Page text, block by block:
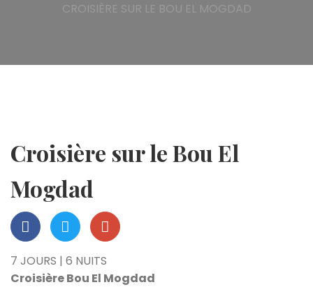
CROISIÈRE SUR LE BOU EL MOGDAD
Croisière sur le Bou El
Mogdad
7 JOURS | 6 NUITS
Croisière Bou El Mogdad